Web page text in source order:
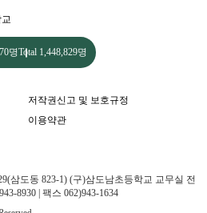
명Total 1,448,829명
저작권신고 및 보호규정
이용약관
삼도동 823-1) (구)삼도남초등학교 교무실 전
8930 | 팩스 062)943-1634